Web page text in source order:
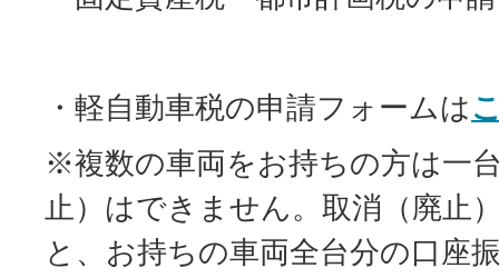
・軽自動車税の申請フォームは
※複数の車両をお持ちの方は一
止）はできません。取消（廃止
と、お持ちの車両全台分の口座